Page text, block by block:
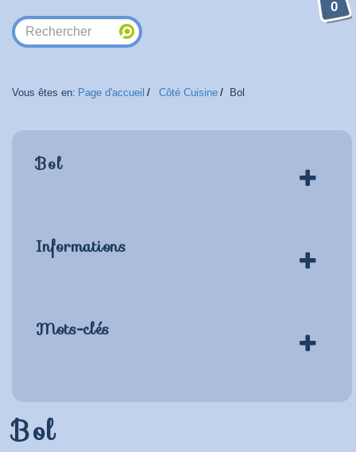
0
Vous êtes en: Page d'accueil Côté Cuisine Bol
Bol
Informations
Mots-clés
Bol